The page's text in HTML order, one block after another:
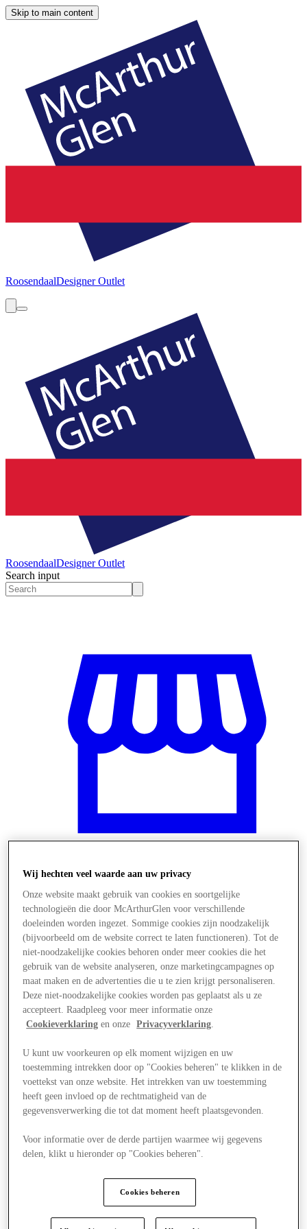
Skip to main content
RoosendaalDesigner Outlet
RoosendaalDesigner Outlet
Search input
Wij hechten veel waarde aan uw privacy
Onze website maakt gebruik van cookies en soortgelijke
technologieën die door McArthurGlen voor verschillende
doeleinden worden ingezet. Sommige cookies zijn noodzakelijk
(bijvoorbeeld om de website correct te laten functioneren). Tot de
niet-noodzakelijke cookies behoren onder meer cookies die het
gebruik van de website analyseren, onze marketingcampagnes op
maat maken en de advertenties die u te zien krijgt personaliseren.
Deze niet-noodzakelijke cookies worden pas geplaatst als u ze
accepteert. Raadpleeg voor meer informatie onze
Cookieverklaring en onze Privacyverklaring.
U kunt uw voorkeuren op elk moment wijzigen en uw
toestemming intrekken door op "Cookies beheren" te klikken in de
voettekst van onze website. Het intrekken van uw toestemming
heeft geen invloed op de rechtmatigheid van de
gegevensverwerking die tot dat moment heeft plaatsgevonden.
Voor informatie over de derde partijen waarmee wij gegevens
delen, klikt u hieronder op "Cookies beheren".
Cookies beheren